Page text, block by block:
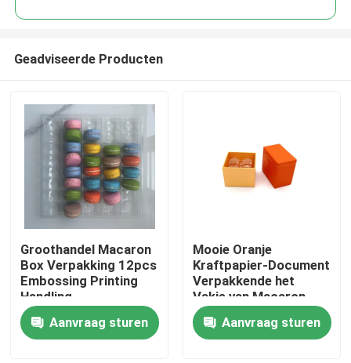
Huis
Producten
Video's
Geadviseerde Producten
Groothandel Macaron
Box Verpakking 12pcs
Embossing Printing
Handling
Aanvraag sturen
Mooie Oranje
Kraftpapier-Document
Verpakkende het
Vakje van Macaron
Rekupereerbare
UVdeklaag 2pcs
Aanvraag sturen